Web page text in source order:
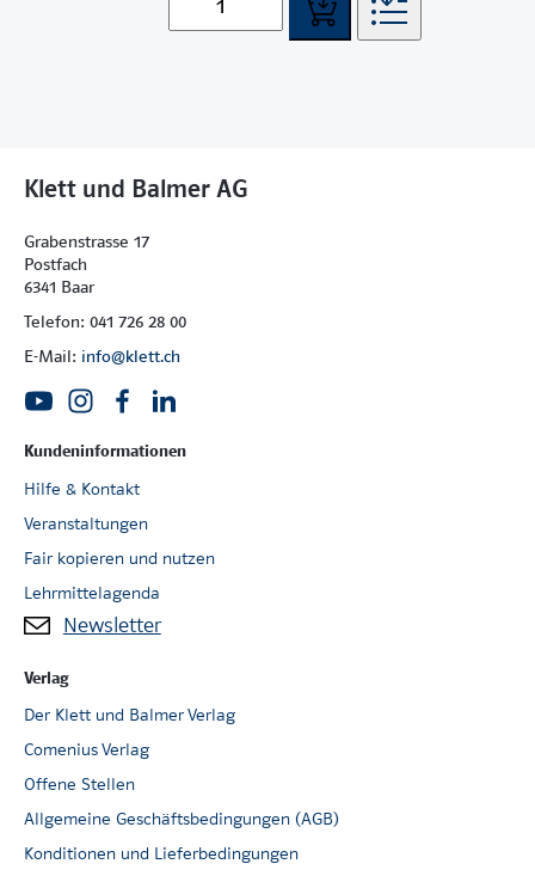
Klett und Balmer AG
Grabenstrasse 17
Postfach
6341 Baar
Telefon: 041 726 28 00
E-Mail: info@klett.ch
Kundeninformationen
Hilfe & Kontakt
Veranstaltungen
Fair kopieren und nutzen
Lehrmittelagenda
Newsletter
Verlag
Der Klett und Balmer Verlag
Comenius Verlag
Offene Stellen
Allgemeine Geschäftsbedingungen (AGB)
Konditionen und Lieferbedingungen